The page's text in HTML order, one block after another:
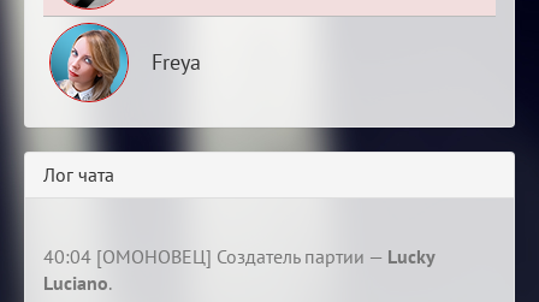
Freya
Лог чата
40:04 [ОМОНОВЕЦ] Создатель партии — Lucky
Luciano.